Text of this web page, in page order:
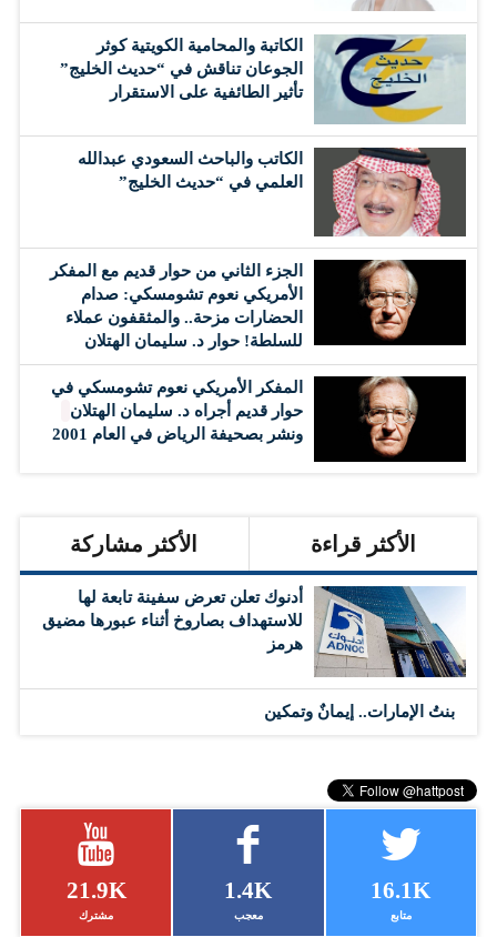
الكاتبة والمحامية الكويتية كوثر
الجوعان تناقش في “حديث الخليج”
تأثير الطائفية على الاستقرار
الكاتب والباحث السعودي عبدالله
العلمي في “حديث الخليج”
الجزء الثاني من حوار قديم مع المفكر
الأمريكي نعوم تشومسكي: صدام
الحضارات مزحة.. والمثقفون عملاء
للسلطة! حوار د. سليمان الهتلان
المفكر الأمريكي نعوم تشومسكي في
حوار قديم أجراه د. سليمان الهتلان
ونشر بصحيفة الرياض في العام 2001
الأكثر قراءة الأكثر مشاركة
أدنوك تعلن تعرض سفينة تابعة لها
للاستهداف بصاروخ أثناء عبورها مضيق
هرمز
بنتُ الإمارات.. إيمانٌ وتمكين
21.9K
مشترك
1.4K
معجب
16.1K
متابع